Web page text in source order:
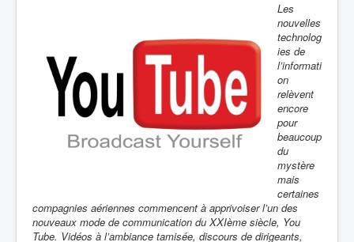
Les
nouvelles
technolog
ies de
l’informati
on
relèvent
encore
pour
beaucoup
du
mystère
mais
certaines
compagnies aériennes commencent à apprivoiser l’un des
nouveaux mode de communication du XXIème siècle, You
Tube. Vidéos à l’ambiance tamisée, discours de dirigeants,